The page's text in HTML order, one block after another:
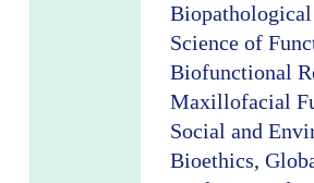
Science of
Biofunctional
Maxillofacial
Social and
Bioethics,